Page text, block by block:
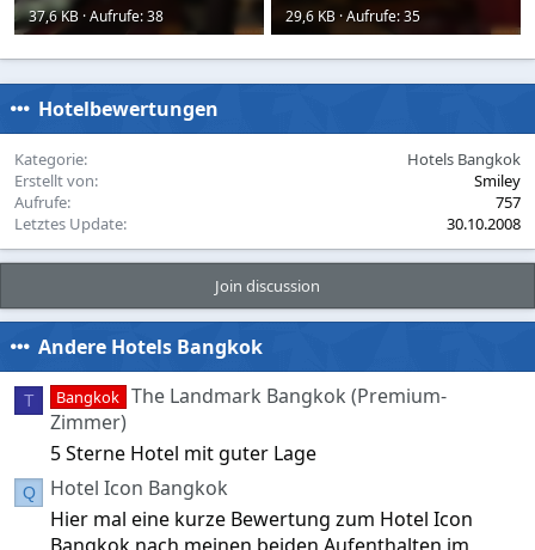
37,6 KB · Aufrufe: 38
29,6 KB · Aufrufe: 35
Hotelbewertungen
Kategorie
Hotels Bangkok
Erstellt von
Smiley
Aufrufe
757
Letztes Update
30.10.2008
Join discussion
Andere Hotels Bangkok
T Bangkok The Landmark Bangkok (Premium-
Zimmer)
5 Sterne Hotel mit guter Lage
Q
Hotel Icon Bangkok
Hier mal eine kurze Bewertung zum Hotel Icon